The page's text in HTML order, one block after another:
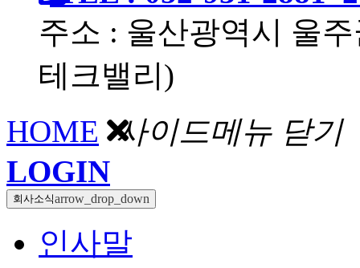
주소 : 울산광역시 울
테크밸리)
HOME 사이드메뉴 닫기
LOGIN
회사소식arrow_drop_down
인사말